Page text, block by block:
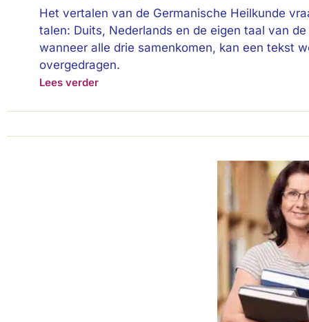
Het vertalen van de Germanische Heilkunde
talen: Duits, Nederlands en de eigen taal van
wanneer alle drie samenkomen, kan een tekst
overgedragen.
Lees verder